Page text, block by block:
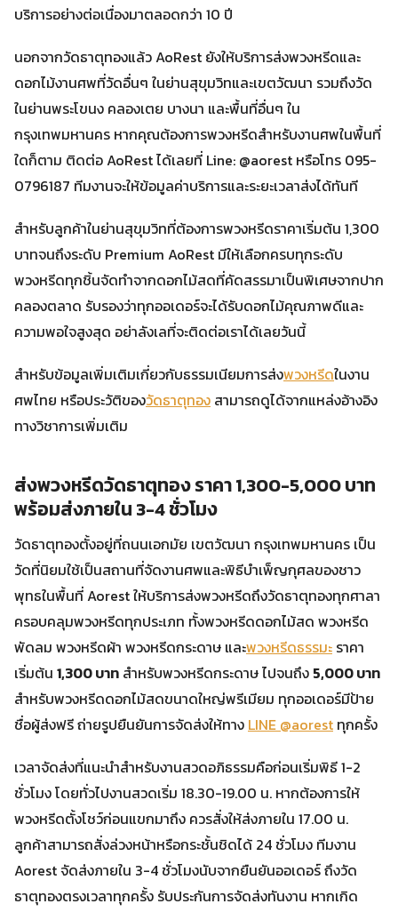
บริการอย่างต่อเนื่องมาตลอดกว่า 10 ปี
นอกจากวัดธาตุทองแล้ว AoRest ยังให้บริการส่งพวงหรีดและ
ดอกไม้งานศพที่วัดอื่นๆ ในย่านสุขุมวิทและเขตวัฒนา รวมถึงวัด
ในย่านพระโขนง คลองเตย บางนา และพื้นที่อื่นๆ ใน
กรุงเทพมหานคร หากคุณต้องการพวงหรีดสำหรับงานศพในพื้นที่
ใดก็ตาม ติดต่อ AoRest ได้เลยที่ Line: @aorest หรือโทร 095-
0796187 ทีมงานจะให้ข้อมูลค่าบริการและระยะเวลาส่งได้ทันที
สำหรับลูกค้าในย่านสุขุมวิทที่ต้องการพวงหรีดราคาเริ่มต้น 1,300
บาทจนถึงระดับ Premium AoRest มีให้เลือกครบทุกระดับ
พวงหรีดทุกชิ้นจัดทำจากดอกไม้สดที่คัดสรรมาเป็นพิเศษจากปาก
คลองตลาด รับรองว่าทุกออเดอร์จะได้รับดอกไม้คุณภาพดีและ
ความพอใจสูงสุด อย่าลังเลที่จะติดต่อเราได้เลยวันนี้
สำหรับข้อมูลเพิ่มเติมเกี่ยวกับธรรมเนียมการส่งพวงหรีดในงาน
ศพไทย หรือประวัติของวัดธาตุทอง สามารถดูได้จากแหล่งอ้างอิง
ทางวิชาการเพิ่มเติม
ส่งพวงหรีดวัดธาตุทอง ราคา 1,300-5,000 บาท
พร้อมส่งภายใน 3-4 ชั่วโมง
วัดธาตุทองตั้งอยู่ที่ถนนเอกมัย เขตวัฒนา กรุงเทพมหานคร เป็น
วัดที่นิยมใช้เป็นสถานที่จัดงานศพและพิธีบำเพ็ญกุศลของชาว
พุทธในพื้นที่ Aorest ให้บริการส่งพวงหรีดถึงวัดธาตุทองทุกศาลา
ครอบคลุมพวงหรีดทุกประเภท ทั้งพวงหรีดดอกไม้สด พวงหรีด
พัดลม พวงหรีดผ้า พวงหรีดกระดาษ และพวงหรีดธรรมะ ราคา
เริ่มต้น 1,300 บาท สำหรับพวงหรีดกระดาษ ไปจนถึง 5,000 บาท
สำหรับพวงหรีดดอกไม้สดขนาดใหญ่พรีเมียม ทุกออเดอร์มีป้าย
ชื่อผู้ส่งฟรี ถ่ายรูปยืนยันการจัดส่งให้ทาง LINE @aorest ทุกครั้ง
เวลาจัดส่งที่แนะนำสำหรับงานสวดอภิธรรมคือก่อนเริ่มพิธี 1-2
ชั่วโมง โดยทั่วไปงานสวดเริ่ม 18.30-19.00 น. หากต้องการให้
พวงหรีดตั้งโชว์ก่อนแขกมาถึง ควรสั่งให้ส่งภายใน 17.00 น.
ลูกค้าสามารถสั่งล่วงหน้าหรือกระชั้นชิดได้ 24 ชั่วโมง ทีมงาน
Aorest จัดส่งภายใน 3-4 ชั่วโมงนับจากยืนยันออเดอร์ ถึงวัด
ธาตุทองตรงเวลาทุกครั้ง รับประกันการจัดส่งทันงาน หากเกิด